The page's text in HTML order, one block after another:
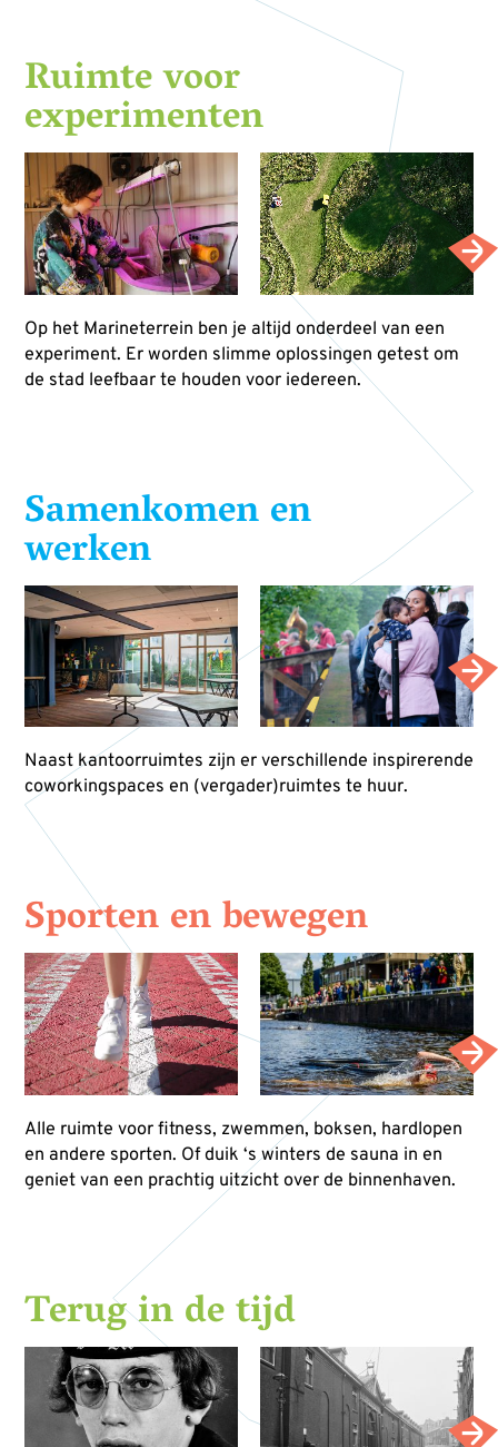
Ruimte voor
experimenten
Op het Marineterrein ben je altijd onderdeel van een
experiment. Er worden slimme oplossingen getest om
de stad leefbaar te houden voor iedereen.
Samenkomen en
werken
Naast kantoorruimtes zijn er verschillende inspirerende
coworkingspaces en (vergader)ruimtes te huur.
Sporten en bewegen
Alle ruimte voor fitness, zwemmen, boksen, hardlopen
en andere sporten. Of duik ‘s winters de sauna in en
geniet van een prachtig uitzicht over de binnenhaven.
Terug in de tijd